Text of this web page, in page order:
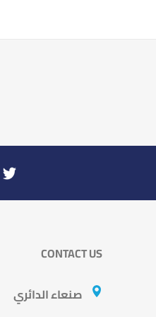
CONTACT US
صنعاء الدائري